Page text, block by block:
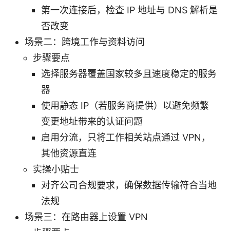
第一次连接后，检查 IP 地址与 DNS 解析是
否改变
场景二：跨境工作与资料访问
步骤要点
选择服务器覆盖国家较多且速度稳定的服务
器
使用静态 IP（若服务商提供）以避免频繁
变更地址带来的认证问题
启用分流，只将工作相关站点通过 VPN，
其他资源直连
实操小贴士
对齐公司合规要求，确保数据传输符合当地
法规
场景三：在路由器上设置 VPN